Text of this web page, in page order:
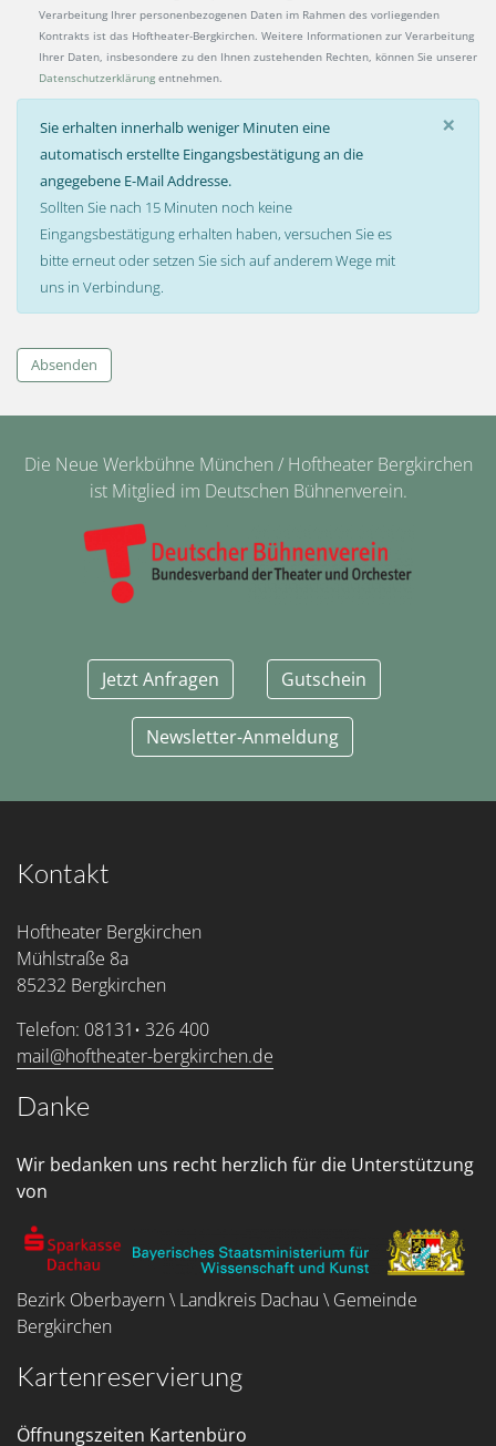
Verarbeitung Ihrer personenbezogenen Daten im Rahmen des vorliegenden
Kontrakts ist das Hoftheater-Bergkirchen. Weitere Informationen zur Verarbeitung
Ihrer Daten, insbesondere zu den Ihnen zustehenden Rechten, können Sie unserer
Datenschutzerklärung entnehmen.
×
Sie erhalten innerhalb weniger Minuten eine
automatisch erstellte Eingangsbestätigung an die
angegebene E-Mail Addresse.
Sollten Sie nach 15 Minuten noch keine
Eingangsbestätigung erhalten haben, versuchen Sie es
bitte erneut oder setzen Sie sich auf anderem Wege mit
uns in Verbindung.
Absenden
Die Neue Werkbühne München / Hoftheater Bergkirchen
ist Mitglied im Deutschen Bühnenverein.
Jetzt Anfragen Gutschein
Newsletter-Anmeldung
Kontakt
Hoftheater Bergkirchen
Mühlstraße 8a
85232 Bergkirchen
Telefon: 08131• 326 400
mail@hoftheater-bergkirchen.de
Danke
Wir bedanken uns recht herzlich für die Unterstützung
von
Bezirk Oberbayern \ Landkreis Dachau \ Gemeinde
Bergkirchen
Kartenreservierung
Öffnungszeiten Kartenbüro